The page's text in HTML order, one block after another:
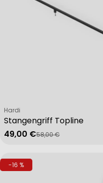
Stangengriff Topline
Verkäufer:
Hardi
Verkaufspreis
49,00 €
Regulärer Preis
58,00 €
-16 %